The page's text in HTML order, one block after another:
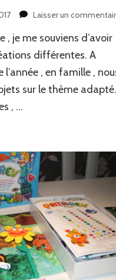
Laisser un
, je me souviens d’avoir
différentes. A
, en famille ,
sur le thème adapté.
, …